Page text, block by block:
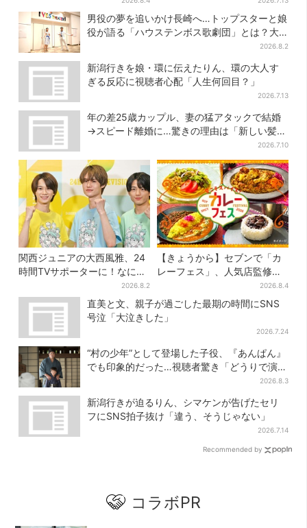
男役の夢を追いかけ長崎へ…トップスターと娘
役が語る「ハウステンボス歌劇団」とは？大
2026.8.2
新潟行きを娘・環に伝えたりん、環の大人す
ぎる反応に視聴者心配「人生何回目？」
2026.7.13
年の差25歳カップル、妻の猛アタックで結婚
→スピード離婚に…驚きの理由は「新しい髪
2026.7.10
関西ジュニアの大西風雅、24
時間TVサポーターに！なにわ
男子・藤原丈一郎からの応援
メッセージを告白
2026.8.2
【きょうから】セブンで「カ
レーフェス」、人気店監修メ
ニューなど全15品！お得な割
引キャンペーンは2週間だけ
2026.8.4
直美と文、親子が過ごした最期の時間にSNS
号泣「大泣きした」
2026.7.24
“村の少年”として登場した子役、『あんぱん』
でも印象的だった…視聴者驚き「どうりで演技
2026.8.3
新潟行きが迫るりん、シマケンが告げたセリ
フにSNS拍子抜け「違う、そうじゃない」
2026.7.14
Recommended by
コラボPR